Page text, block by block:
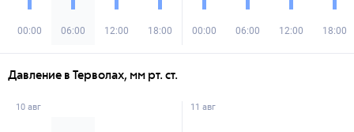
00:00 06:00 12:00 18:00 00:00 06:00 12:00 18:00
Давление в Терволах, мм рт. ст.
10 авг 11 авг